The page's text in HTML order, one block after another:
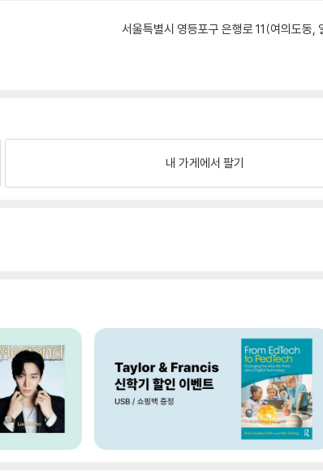
서울특별시 영등포구 은행로 11(여의도동,
내 가게에서 팔기